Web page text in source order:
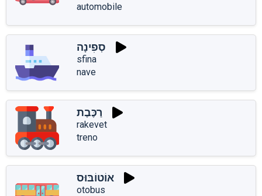
automobile
סְפִינָה
sfina
nave
רַכֶּבֶת
rakevet
treno
אוֹטוֹבּוּס
otobus